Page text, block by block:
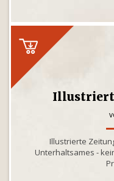
Illustrierte
Unterhaltsames -